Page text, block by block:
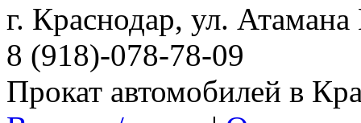
г. Краснодар, ул. Атамана
8 (918)-078-78-09
Прокат автомобилей в